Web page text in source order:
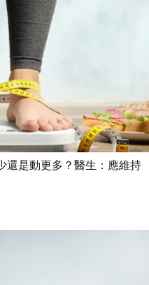
還是動更多？醫生：應維持